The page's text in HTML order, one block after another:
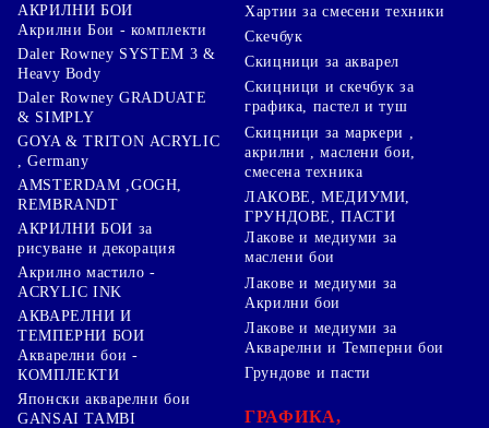
АКРИЛНИ БОИ
Акрилни Бои - комплекти
Daler Rowney SYSTEM 3 &
Heavy Body
Daler Rowney GRADUATE
& SIMPLY
GOYA & TRITON АCRYLIC
, Germany
AMSTERDAM ,GOGH,
REMBRANDT
АКРИЛНИ БОИ за
рисуване и декорация
Акрилно мастило -
ACRYLIC INK
АКВАРЕЛНИ И
ТЕМПЕРНИ БОИ
Акварелни бои -
КОМПЛЕКТИ
Японски акварелни бои
GANSAI TAMBI
Хартии за смесени техники
Скечбук
Скицници за акварел
Скицници и скечбук за
графика, пастел и туш
Скицници за маркери ,
акрилни , маслени бои,
смесена техника
ЛАКОВЕ, МЕДИУМИ,
ГРУНДОВЕ, ПАСТИ
Лакове и медиуми за
маслени бои
Лакове и медиуми за
Акрилни бои
Лакове и медиуми за
Акварелни и Темперни бои
Грундове и пасти
ГРАФИКА,